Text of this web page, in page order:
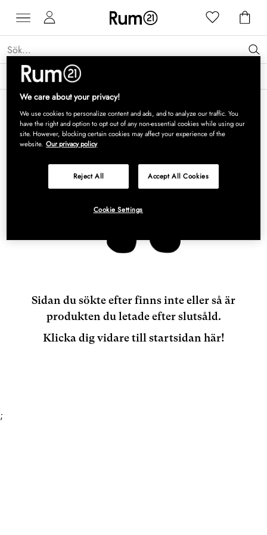
Få 15 % rabatt på Grythyttan Stålmöbler* →
Sidan du sökte efter finns inte eller så är
produkten du letade efter slutsåld.
Klicka dig vidare till startsidan här!
;
We care about your privacy!
We use cookies to personalize content and ads, and to analyze our traffic. You
have the right and option to opt out of any non-essential cookies while using our
site. However, blocking certain cookies may affect your experience of the
website. Our privacy policy
Reject All Accept All Cookies
Cookie Settings